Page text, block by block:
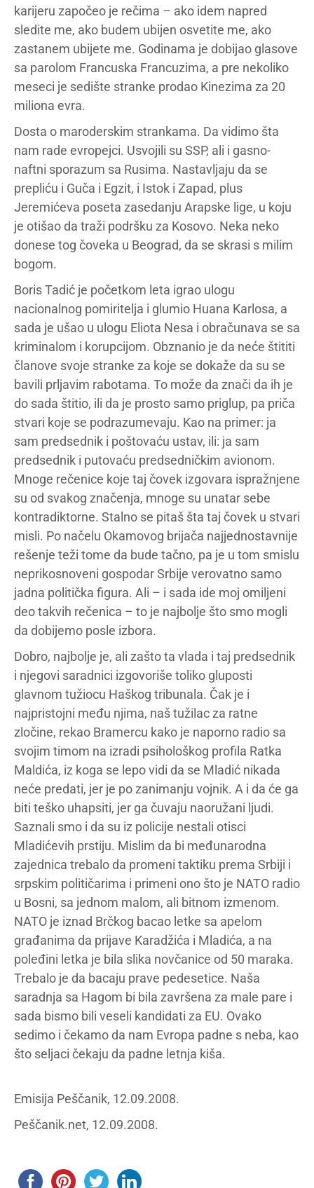
karijeru započeo je rečima – ako idem napred
sledite me, ako budem ubijen osvetite me, ako
zastanem ubijete me. Godinama je dobijao glasove
sa parolom Francuska Francuzima, a pre nekoliko
meseci je sedište stranke prodao Kinezima za 20
miliona evra.
Dosta o maroderskim strankama. Da vidimo šta
nam rade evropejci. Usvojili su SSP, ali i gasno-
naftni sporazum sa Rusima. Nastavljaju da se
prepliću i Guča i Egzit, i Istok i Zapad, plus
Jeremićeva poseta zasedanju Arapske lige, u koju
je otišao da traži podršku za Kosovo. Neka neko
donese tog čoveka u Beograd, da se skrasi s milim
bogom.
Boris Tadić je početkom leta igrao ulogu
nacionalnog pomiritelja i glumio Huana Karlosa, a
sada je ušao u ulogu Eliota Nesa i obračunava se sa
kriminalom i korupcijom. Obznanio je da neće štititi
članove svoje stranke za koje se dokaže da su se
bavili prljavim rabotama. To može da znači da ih je
do sada štitio, ili da je prosto samo priglup, pa priča
stvari koje se podrazumevaju. Kao na primer: ja
sam predsednik i poštovaću ustav, ili: ja sam
predsednik i putovaću predsedničkim avionom.
Mnoge rečenice koje taj čovek izgovara ispražnjene
su od svakog značenja, mnoge su unatar sebe
kontradiktorne. Stalno se pitaš šta taj čovek u stvari
misli. Po načelu Okamovog brijača najjednostavnije
rešenje teži tome da bude tačno, pa je u tom smislu
neprikosnoveni gospodar Srbije verovatno samo
jadna politička figura. Ali – i sada ide moj omiljeni
deo takvih rečenica – to je najbolje što smo mogli
da dobijemo posle izbora.
Dobro, najbolje je, ali zašto ta vlada i taj predsednik
i njegovi saradnici izgovoriše toliko gluposti
glavnom tužiocu Haškog tribunala. Čak je i
najpristojni među njima, naš tužilac za ratne
zločine, rekao Bramercu kako je naporno radio sa
svojim timom na izradi psihološkog profila Ratka
Maldića, iz koga se lepo vidi da se Mladić nikada
neće predati, jer je po zanimanju vojnik. A i da će ga
biti teško uhapsiti, jer ga čuvaju naoružani ljudi.
Saznali smo i da su iz policije nestali otisci
Mladićevih prstiju. Mislim da bi međunarodna
zajednica trebalo da promeni taktiku prema Srbiji i
srpskim političarima i primeni ono što je NATO radio
u Bosni, sa jednom malom, ali bitnom izmenom.
NATO je iznad Brčkog bacao letke sa apelom
građanima da prijave Karadžića i Mladića, a na
poleđini letka je bila slika novčanice od 50 maraka.
Trebalo je da bacaju prave pedesetice. Naša
saradnja sa Hagom bi bila završena za male pare i
sada bismo bili veseli kandidati za EU. Ovako
sedimo i čekamo da nam Evropa padne s neba, kao
što seljaci čekaju da padne letnja kiša.
Emisija Peščanik, 12.09.2008.
Peščanik.net, 12.09.2008.